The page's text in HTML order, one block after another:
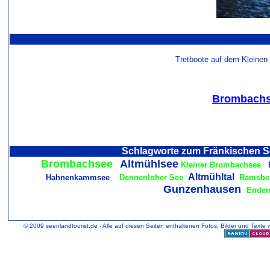
Tretboote auf dem
Schlagworte zum Fränkischen
Brombachsee Altmühlsee Kleiner Brombachsee
Hahnenkammsee
Dennenloher See Altmühltal
Gunzenhausen
© 2009 seenlandtourist.de - Alle auf diesen Seiten enthaltenen Fotos, Bilder und